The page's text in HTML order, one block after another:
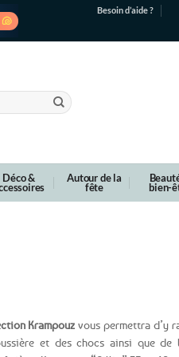
Besoin d’aide ?
Déco & Autour de la
fête bien-
Krampouz vous permettra d’y
et des chocs ainsi que de